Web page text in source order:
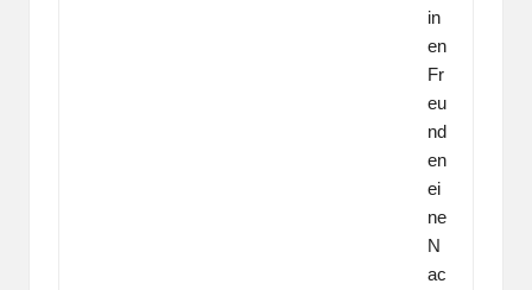
in
en
Fr
eu
nd
en
ei
ne
N
ac